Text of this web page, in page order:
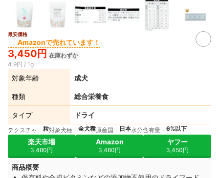
最安価格
Amazonで売れています！
3,450円 在庫わずか
4.9円 / 1g
対象年齢 成犬
種類 総合栄養食
タイプ ドライ
テクスチャ 粒対象犬種 全犬種原産国 日本水分含有量 6%以下
楽天市場
3,480円
Amazon
3,480円
ヤフー
3,450円
商品概要